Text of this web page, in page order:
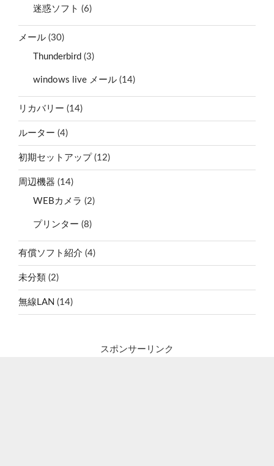
迷惑ソフト (6)
メール (30)
Thunderbird (3)
windows live メール (14)
リカバリー (14)
ルーター (4)
初期セットアップ (12)
周辺機器 (14)
WEBカメラ (2)
プリンター (8)
有償ソフト紹介 (4)
未分類 (2)
無線LAN (14)
スポンサーリンク